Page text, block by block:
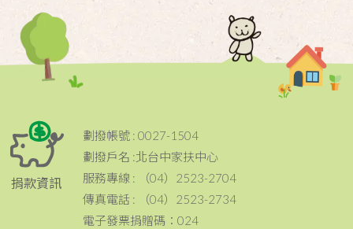
捐款資訊
劃撥帳號 : 0027-1504
劃撥戶名 :北台中家扶中心
服務專線 : （04）2523-2704
傳真電話 : （04）2523-2734
電子發票捐贈碼：024